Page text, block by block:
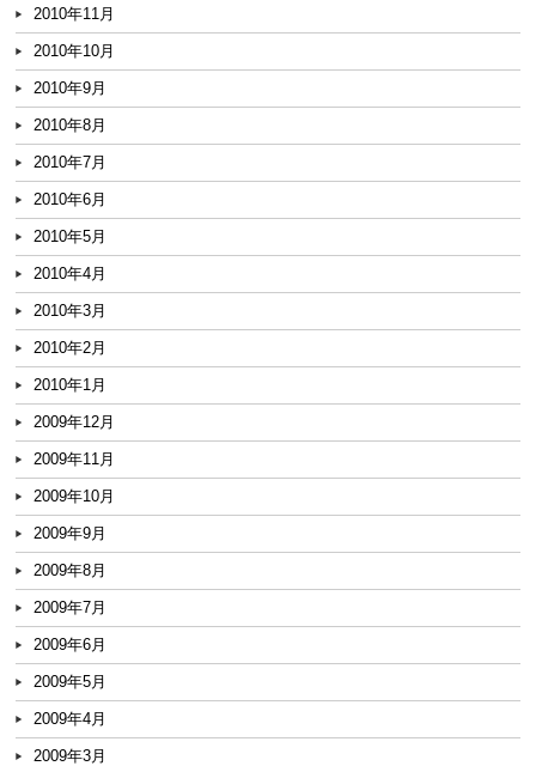
2010年11月
2010年10月
2010年9月
2010年8月
2010年7月
2010年6月
2010年5月
2010年4月
2010年3月
2010年2月
2010年1月
2009年12月
2009年11月
2009年10月
2009年9月
2009年8月
2009年7月
2009年6月
2009年5月
2009年4月
2009年3月